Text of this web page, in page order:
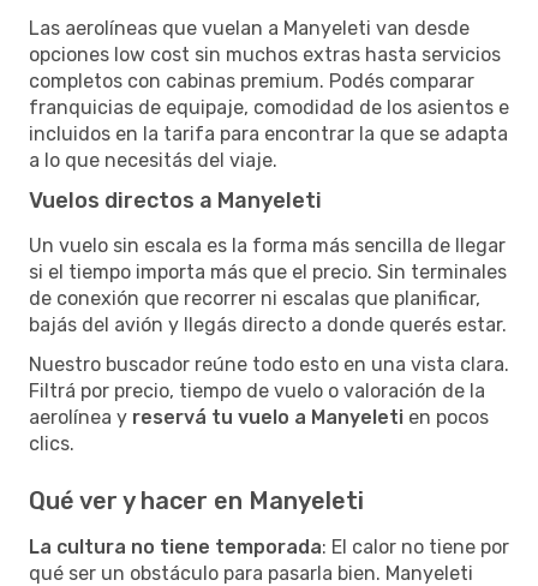
Las aerolíneas que vuelan a Manyeleti van desde
opciones low cost sin muchos extras hasta servicios
completos con cabinas premium. Podés comparar
franquicias de equipaje, comodidad de los asientos e
incluidos en la tarifa para encontrar la que se adapta
a lo que necesitás del viaje.
Vuelos directos a Manyeleti
Un vuelo sin escala es la forma más sencilla de llegar
si el tiempo importa más que el precio. Sin terminales
de conexión que recorrer ni escalas que planificar,
bajás del avión y llegás directo a donde querés estar.
Nuestro buscador reúne todo esto en una vista clara.
Filtrá por precio, tiempo de vuelo o valoración de la
aerolínea y reservá tu vuelo a Manyeleti en pocos
clics.
Qué ver y hacer en Manyeleti
La cultura no tiene temporada: El calor no tiene por
qué ser un obstáculo para pasarla bien. Manyeleti